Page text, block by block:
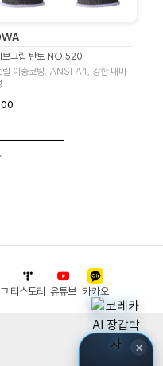
×
브그립 탄토 NO.520
릴 이중코팅, ANSI A4, 강한 내마
티스토리 유튜브 카카오